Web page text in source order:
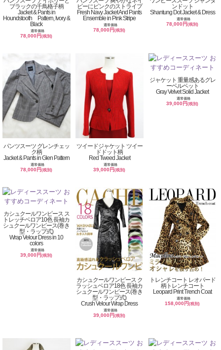
ブラックの千鳥格子柄
Jacket & Pants in
Houndstooth Pattern, Ivory &
Black
通常価格
78,000円(税別)
ビーにピンクのストライプ
Fresh Navy Jacket And Pants
Ensemble in Pink Stripe
通常価格
78,000円(税別)
ンドット
Shantung Dot Jacket & Dress
通常価格
78,000円(税別)
パンツスーツ グレンチェッ
ク柄
Jacket & Pants in Glen Pattern
通常価格
78,000円(税別)
ツイードジャケット ツイー
ドドット柄
Red Tweed Jacket
通常価格
39,000円(税別)
ジャケット 重量感あるグレ
ーベルベット
Gray Velvet Solid Jacket
通常価格
39,000円(税別)
カシュクールワンピース ス
トレッチベロア10色 長袖カ
シュクールワンピース(巻き
型・ラップ式)
Wrap Velour Dress in 10
colors
通常価格
39,000円(税別)
カシュクールワンピース ク
ラッシュベロア18色 長袖カ
シュクールワンピース(巻き
型・ラップ式)
Crush Velour Wrap Dress
通常価格
39,000円(税別)
トレンチコート レオパード
柄トレンチコート
Leopard Print Trench Coat
通常価格
158,000円(税別)